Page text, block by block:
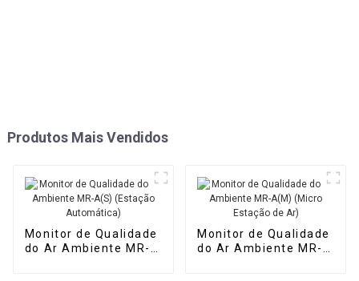
Produtos Mais Vendidos
Monitor de Qualidade
do Ar Ambiente MR-
Monitor de Qualidade
do Ar Ambiente MR-